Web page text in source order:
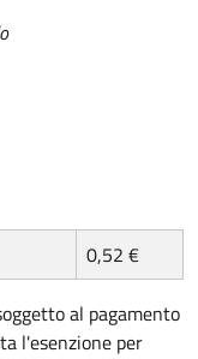
0,52 €
al pagamento
l'esenzione per